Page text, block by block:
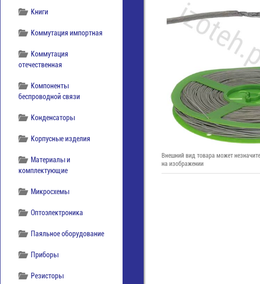
Книги
Коммутация импортная
Коммутация
отечественная
Компоненты
беспроводной связи
Конденсаторы
Корпусные изделия
Материалы и
комплектующие
Микросхемы
Оптоэлектроника
Паяльное оборудование
Приборы
Резисторы
Внешний вид товара может
на изображении